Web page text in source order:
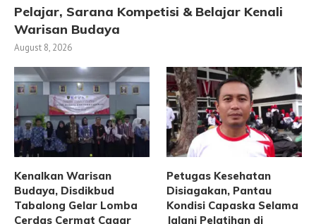
Pelajar, Sarana Kompetisi & Belajar Kenali
Warisan Budaya
August 8, 2026
Kenalkan Warisan
Budaya, Disdikbud
Tabalong Gelar Lomba
Cerdas Cermat Cagar
Petugas Kesehatan
Disiagakan, Pantau
Kondisi Capaska Selama
Jalani Pelatihan di